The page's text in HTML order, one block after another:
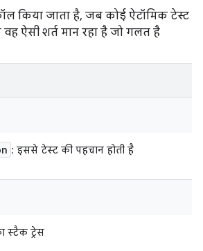
किया जाता है, जब कोई ऐटॉमिक टेस्ट
ऐसी शर्त मान रहा है जो गलत है
: इससे टेस्ट की पहचान होती है
स्टैक ट्रेस